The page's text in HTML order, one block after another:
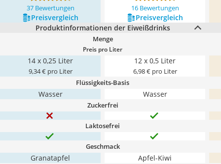
37 Bewertungen 16 Bewertungen
Preis­vergleich
Preis­vergleich
Produktinformationen der Eiweißdrinks
Menge
Preis pro Liter
14 x 0,25 Liter
9,34 € pro Liter
12 x 0,5 Liter
6,98 € pro Liter
Flüssigkeits-Basis
Wasser Wasser
Zuckerfrei
Laktosefrei
Geschmack
Granatapfel Apfel-Kiwi